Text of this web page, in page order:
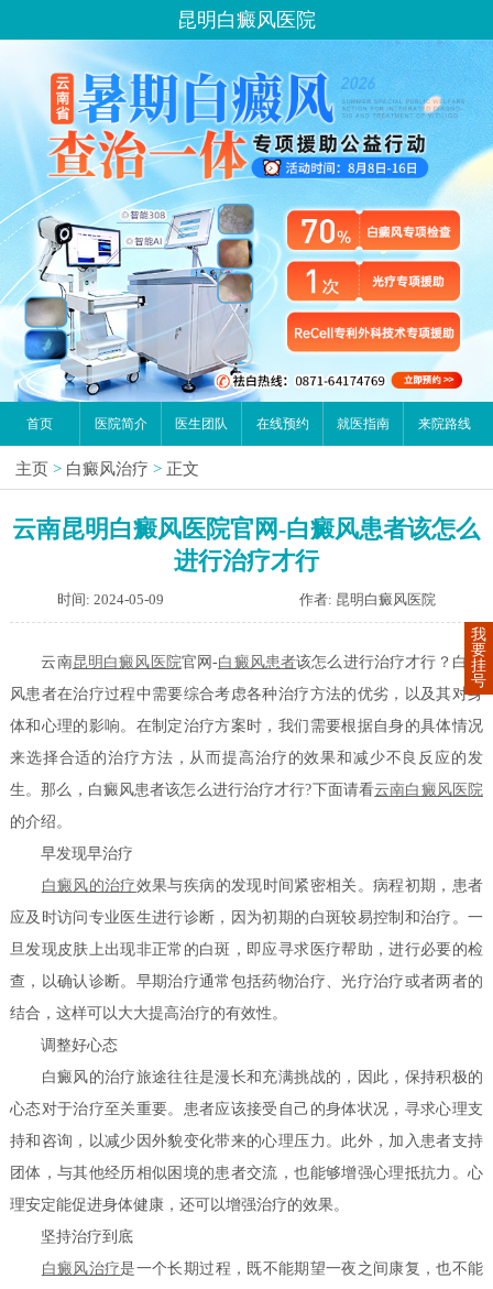
昆明白癜风医院
首页 医院简介 医生团队 在线预约 就医指南 来院路线
主页 > 白癜风治疗 > 正文
云南昆明白癜风医院官网-白癜风患者该怎么
进行治疗才行
时间: 2024-05-09 作者: 昆明白癜风医院
云南昆明白癜风医院官网-白癜风患者该怎么进行治疗才行？白癜
风患者在治疗过程中需要综合考虑各种治疗方法的优劣，以及其对身
体和心理的影响。在制定治疗方案时，我们需要根据自身的具体情况
来选择合适的治疗方法，从而提高治疗的效果和减少不良反应的发
生。那么，白癜风患者该怎么进行治疗才行?下面请看云南白癜风医院
的介绍。
早发现早治疗
白癜风的治疗效果与疾病的发现时间紧密相关。病程初期，患者
应及时访问专业医生进行诊断，因为初期的白斑较易控制和治疗。一
旦发现皮肤上出现非正常的白斑，即应寻求医疗帮助，进行必要的检
查，以确认诊断。早期治疗通常包括药物治疗、光疗治疗或者两者的
结合，这样可以大大提高治疗的有效性。
调整好心态
白癜风的治疗旅途往往是漫长和充满挑战的，因此，保持积极的
心态对于治疗至关重要。患者应该接受自己的身体状况，寻求心理支
持和咨询，以减少因外貌变化带来的心理压力。此外，加入患者支持
团体，与其他经历相似困境的患者交流，也能够增强心理抵抗力。心
理安定能促进身体健康，还可以增强治疗的效果。
坚持治疗到底
白癜风治疗是一个长期过程，既不能期望一夜之间康复，也不能
我
要
挂
号